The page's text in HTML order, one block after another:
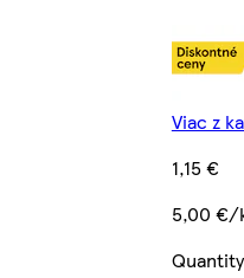
Viac z
1,15 €
5,00 €/